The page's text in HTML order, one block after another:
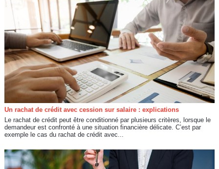
Un rachat de crédit avec cession sur salaire : explications
Le rachat de crédit peut être conditionné par plusieurs critères, lorsque le
demandeur est confronté à une situation financière délicate. C’est par
exemple le cas du rachat de crédit avec...